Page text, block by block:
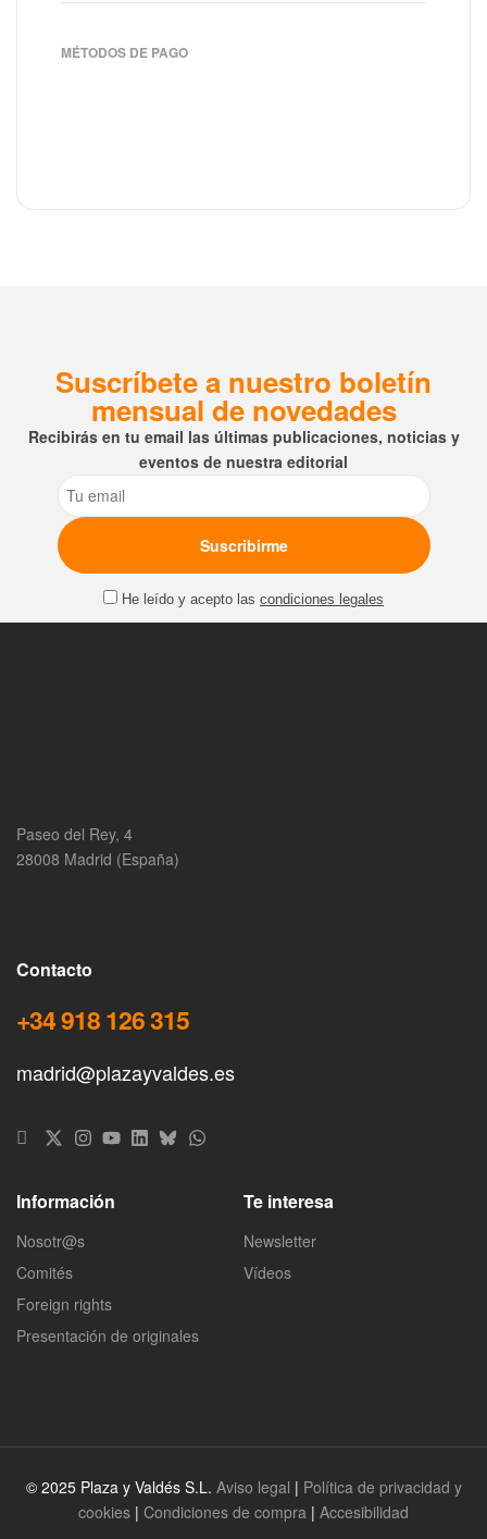
MÉTODOS DE PAGO
Suscríbete a nuestro boletín
mensual de novedades
Recibirás en tu email las últimas publicaciones, noticias y
eventos de nuestra editorial
Email
He leído y acepto las condiciones legales
Paseo del Rey, 4
28008 Madrid (España)
Contacto
+34 918 126 315
madrid@plazayvaldes.es
Información
Nosotr@s
Comités
Foreign rights
Presentación de originales
Te interesa
Newsletter
Vídeos
© 2025 Plaza y Valdés S.L. Aviso legal | Política de privacidad y
cookies | Condiciones de compra | Accesibilidad